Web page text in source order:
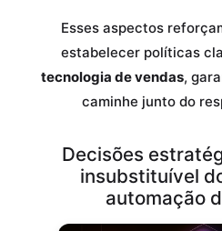
Esses aspectos
estabelecer políticas
tecnologia de vendas,
caminhe junto do
Decisões
insubstituível
automação